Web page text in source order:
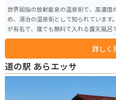
世界屈指の放射能泉の温泉街で、高濃
め、湯治の温泉街として知られています
が有名で、誰でも無料で入れる露天風呂
ラル豊富な温泉水を飲んで健康促進が期
は多くの旅館があるので、自分に合った
詳しく
道の駅 あらエッサ